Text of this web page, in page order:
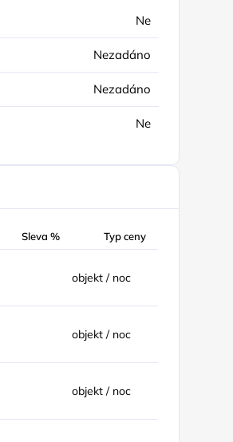
Ne
Nezadáno
Nezadáno
Ne
Sleva % Typ ceny
objekt / noc
objekt / noc
objekt / noc